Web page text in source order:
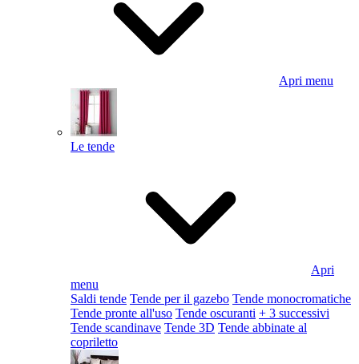
Apri menu
Le tende
Apri
menu
Saldi tende Tende per il gazebo Tende monocromatiche
Tende pronte all'uso Tende oscuranti + 3 successivi
Tende scandinave Tende 3D Tende abbinate al
copriletto